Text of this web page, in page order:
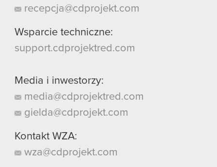
recepcja@cdprojekt.com
Wsparcie techniczne:
support.cdprojektred.com
Media i inwestorzy:
media@cdprojektred.com
gielda@cdprojekt.com
Kontakt WZA:
wza@cdprojekt.com